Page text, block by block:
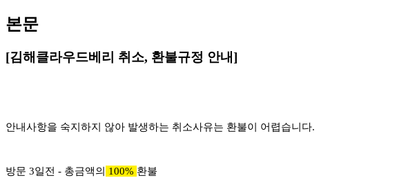
본문
[김해클라우드베리 취소, 환불규정 안내]
안내사항을 숙지하지 않아 발생하는 취소사유는 환불이 어렵습니다.
방문 3일전 - 총금액의 100% 환불